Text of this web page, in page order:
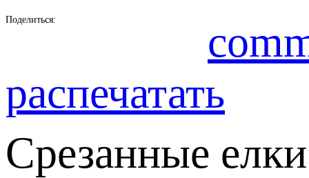
Поделиться:
распечатать
Срезанные